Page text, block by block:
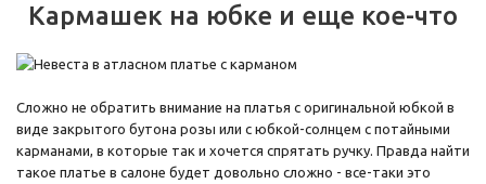
Кармашек на юбке и еще кое-что
Сложно не обратить внимание на платья с оригинальной юбкой в
виде закрытого бутона розы или с юбкой-солнцем с потайными
карманами, в которые так и хочется спрятать ручку. Правда найти
такое платье в салоне будет довольно сложно - все-таки это